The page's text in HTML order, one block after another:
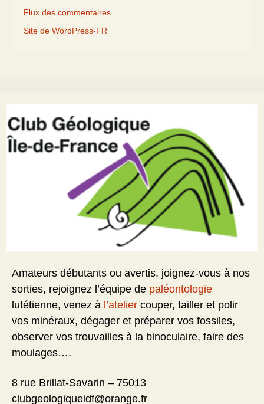
Flux des commentaires
Site de WordPress-FR
Amateurs débutants ou avertis, joignez-vous à nos
sorties, rejoignez l’équipe de paléontologie
lutétienne, venez à l’atelier couper, tailler et polir
vos minéraux, dégager et préparer vos fossiles,
observer vos trouvailles à la binoculaire, faire des
moulages….
8 rue Brillat-Savarin – 75013
clubgeologiqueidf@orange.fr